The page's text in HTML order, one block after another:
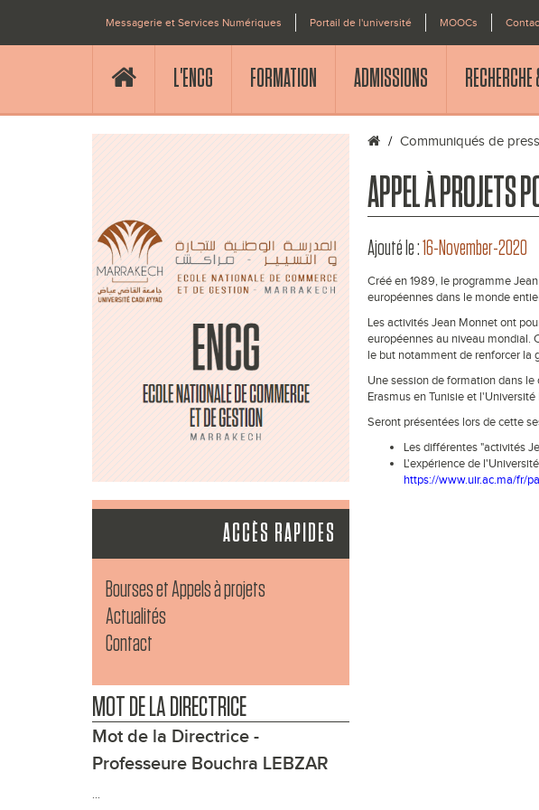
Messagerie et Services Numériques Portail de l'université MOOCs
L'ENCG FORMATION ADMISSIONS
ACCÈS RAPIDES
Bourses et Appels à projets
Actualités
Contact
MOT DE LA DIRECTRICE
Mot de la Directrice -
Professeure Bouchra LEBZAR
...
Communiqués de
APPEL À PROJETS
Ajouté le :16-November-2020
Créé en 1989, le programme
européennes dans le monde
Les activités Jean Monnet ont
européennes au niveau mondial.
le but notamment de renforcer la
Une session de formation dans
Erasmus en Tunisie et
Seront présentées lors de cette
Les différentes "activités
L'expérience de
https://www.uir.ac.ma/fr/